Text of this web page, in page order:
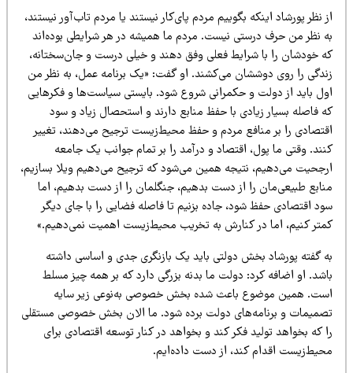
نظر پورشاد اینکه بگوییم مردم پای‌کار نیستند یا مردم تاب‌آور نیستند،
نظر من حرف درستی نیست. مردم ما همیشه در هر شرایطی بوده‌اند
خودشان را با شرایط فعلی وفق دهند و خیلی درست و جان‌سختانه،
را روی دوششان می‌کشند. او گفت: «یک برنامه عمل، به نظر من
باید از دولت و حکمرانی شروع شود. بایستی سیاست‌ها و فکرهایی
فاصله بسیار زیادی با حفظ منابع دارند و استحصال زیاد و سود
را بر منافع مردم و حفظ محیط‌زیست ترجیح می‌دهند، تغییر
وقتی ما پول، اقتصاد و درآمد را بر تمام جوانب یک جامعه
می‌دهیم، نتیجه همین می‌شود که ترجیح می‌دهیم ویلا بسازیم،
طبیعی‌مان را از دست بدهیم، جنگلمان را از دست بدهیم، اما
اقتصادی حفظ شود، جاده بزنیم تا فاصله فضایی را با جای دیگر
کنیم، اما در کنارش به تخریب محیط‌زیست اهمیت نمی‌دهیم.»
گفته پورشاد بخش دولتی باید یک بازنگری جدی و اساسی داشته
او اضافه کرد: دولت ما بدنه بزرگی دارد که بر همه چیز مسلط
همین موضوع باعث شده بخش خصوصی به‌نوعی زیر سایه
و برنامه‌های دولت برده شود. ما الان بخش خصوصی مستقلی
که بخواهد تولید فکر کند و بخواهد در کنار توسعه اقتصادی برای
اقدام کند، از دست داده‌ایم.